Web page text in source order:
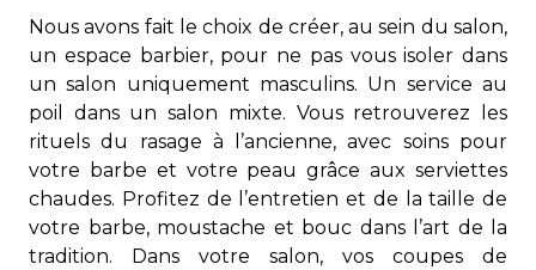
Nous avons fait le choix de créer, au sein du salon,
un espace barbier, pour ne pas vous isoler dans
un salon uniquement masculins. Un service au
poil dans un salon mixte. Vous retrouverez les
rituels du rasage à l’ancienne, avec soins pour
votre barbe et votre peau grâce aux serviettes
chaudes. Profitez de l’entretien et de la taille de
votre barbe, moustache et bouc dans l’art de la
tradition. Dans votre salon, vos coupes de